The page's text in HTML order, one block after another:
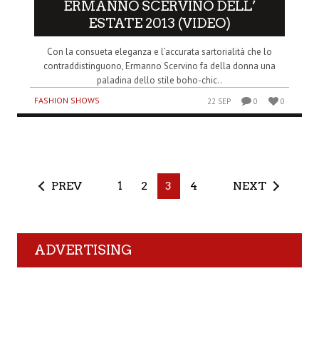
ERMANNO SCERVINO DELL’
ESTATE 2013 (VIDEO)
Con la consueta eleganza e l’accurata sartorialità che lo
contraddistinguono, Ermanno Scervino fa della donna una
paladina dello stile boho-chic..
FASHION SHOWS 22 SEP 0 0
PREV 1 2 3 4 NEXT
ADVERTISING